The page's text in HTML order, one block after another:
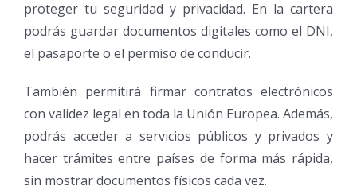
proteger tu seguridad y privacidad. En la cartera
podrás guardar documentos digitales como el DNI,
el pasaporte o el permiso de conducir.
También permitirá firmar contratos electrónicos
con validez legal en toda la Unión Europea. Además,
podrás acceder a servicios públicos y privados y
hacer trámites entre países de forma más rápida,
sin mostrar documentos físicos cada vez.